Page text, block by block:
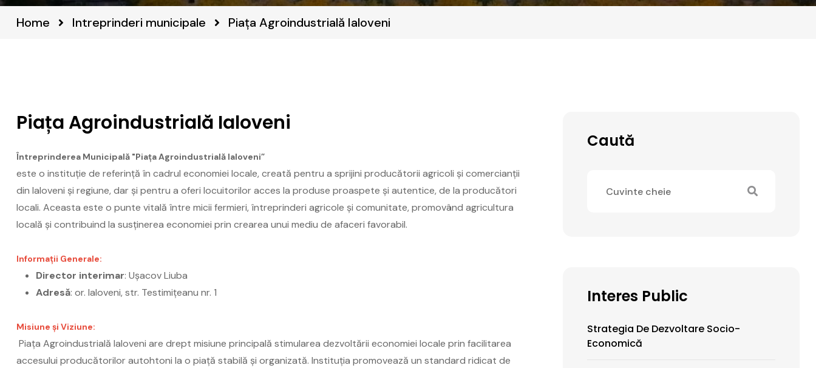
Home Intreprinderi municipale Piața Agroindustrială Ialoveni
Piața Agroindustrială Ialoveni
Întreprinderea Municipală "Piața Agroindustrială Ialoveni”
este o instituție de referință în cadrul economiei locale, creată pentru a sprijini producătorii agricoli și comercianții
din Ialoveni și regiune, dar și pentru a oferi locuitorilor acces la produse proaspete și autentice, de la producători
locali. Aceasta este o punte vitală între micii fermieri, întreprinderi agricole și comunitate, promovând agricultura
locală și contribuind la susținerea economiei prin crearea unui mediu de afaceri favorabil.
Informații Generale:
Director interimar: Ușacov Liuba
Adresă: or. Ialoveni, str. Testimițeanu nr. 1
Misiune și Viziune:
Piața Agroindustrială Ialoveni are drept misiune principală stimularea dezvoltării economiei locale prin facilitarea
accesului producătorilor autohtoni la o piață stabilă și organizată. Instituția promovează un standard ridicat de
Caută
Interes Public
Strategia De Dezvoltare Socio-
Economică